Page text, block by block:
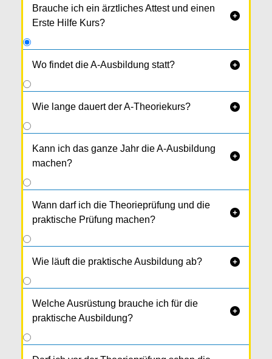
Brauche ich ein ärztliches Attest und einen
Erste Hilfe Kurs?

Wo findet die A-Ausbildung statt? 
Theorie, Praxis und die Prüfungen in unserem
einzigartigen Ausbil­dungs­zentrum in
Wie lange dauert der A-Theoriekurs? 
Kann ich das ganze Jahr die A-Ausbildung
machen?

Wann darf ich die Theorieprüfung und die
praktische Prüfung machen?

Wie läuft die praktische Ausbildung ab? 
Welche Ausrüstung brauche ich für die
praktische Ausbildung?
